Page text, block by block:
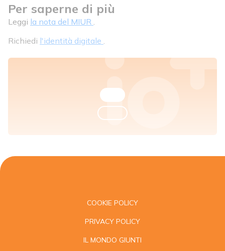
Per saperne di più
Leggi la nota del MIUR
Richiedi l'identità digitale
COOKIE POLICY
PRIVACY POLICY
IL MONDO GIUNTI